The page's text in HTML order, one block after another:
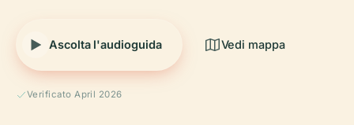
Ascolta l'audioguida Vedi mappa
Verificato April 2026